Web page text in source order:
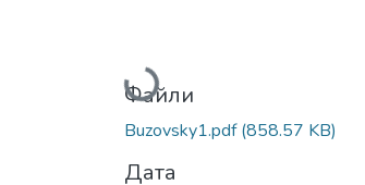
Вантажиться...
Файли
Buzovsky1.pdf(858.57 KB)
Дата